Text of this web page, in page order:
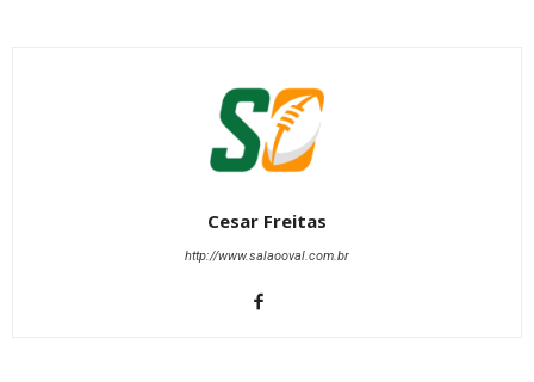
Cesar Freitas
http://www.salaooval.com.br